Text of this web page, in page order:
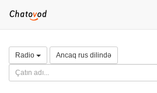
Radio Ancaq rus dilində